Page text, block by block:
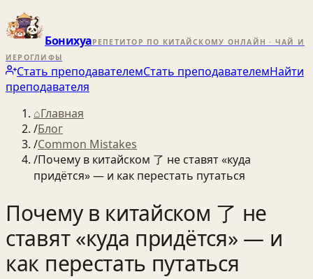
БонихуаРЕПЕТИТОР ПО КИТАЙСКОМУ ОНЛАЙН · ЧАЙ И
ИЕРОГЛИФЫ
Стать преподавателемСтать преподавателемНайти
преподавателя
⌂Главная
/Блог
/Common Mistakes
/Почему в китайском 了 не ставят «куда
придётся» — и как перестать путаться
Почему в китайском 了 не
ставят «куда придётся» — и
как перестать путаться